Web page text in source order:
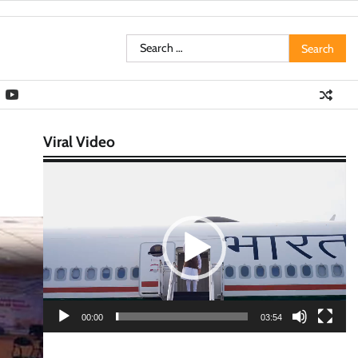
Search
for:
Viral Video
00:00 03:54